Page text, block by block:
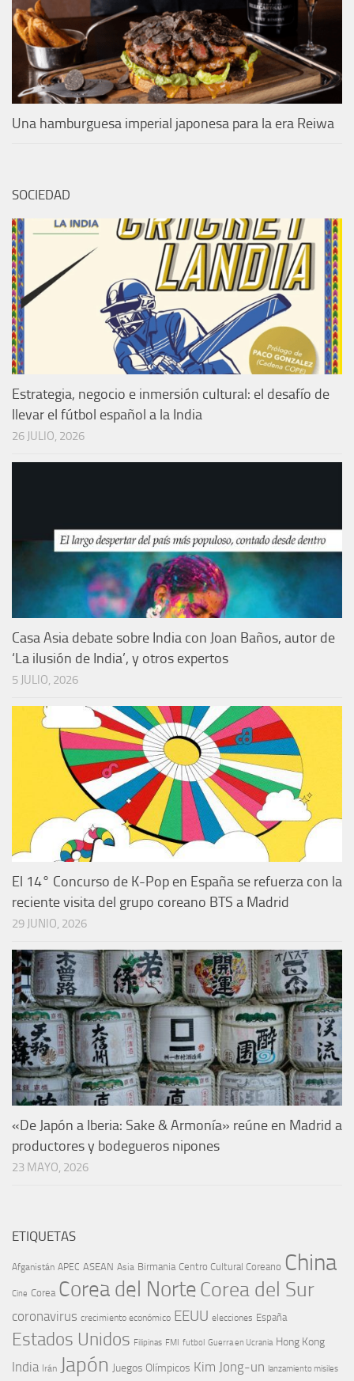
Una hamburguesa imperial japonesa para la era Reiwa
SOCIEDAD
Estrategia, negocio e inmersión cultural: el desafío de
llevar el fútbol español a la India
26 JULIO, 2026
Casa Asia debate sobre India con Joan Baños, autor de
‘La ilusión de India’, y otros expertos
5 JULIO, 2026
El 14° Concurso de K-Pop en España se refuerza con la
reciente visita del grupo coreano BTS a Madrid
29 JUNIO, 2026
«De Japón a Iberia: Sake & Armonía» reúne en Madrid a
productores y bodegueros nipones
23 MAYO, 2026
ETIQUETAS
Afganistán APEC ASEAN Asia Birmania Centro Cultural Coreano China
Cine Corea Corea del NorteCorea del Sur
coronavirus crecimiento económico EEUU elecciones España
Estados Unidos Filipinas FMI futbol Guerra en Ucrania Hong Kong
India Irán Japón Juegos Olímpicos Kim Jong-un lanzamiento misiles